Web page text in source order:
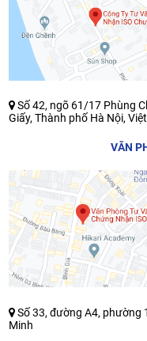
Số 42, ngõ 61/17 Phùng
Giấy, Thành phố Hà Nội,
VĂN
Số 33, đường A4, phường
Minh